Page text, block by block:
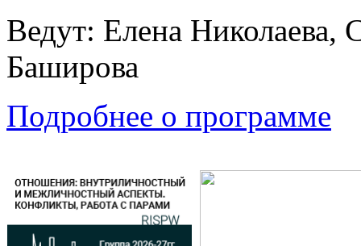
Ведут: Елена Николаева,
Баширова
Подробнее о программе